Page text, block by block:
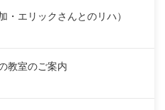
・エリックさんとのリハ）
教室のご案内